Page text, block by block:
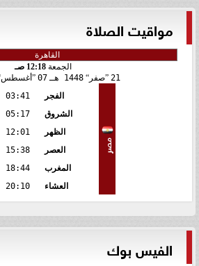
مواقيت الصلاة
الجمعة 12:18 صـ
21 صفر 1448 هـ 07 أغسطس
مصر
الفجر
03:41
الشروق
05:17
الظهر
12:01
العصر
15:38
المغرب
18:44
العشاء
20:10
الفيس بوك